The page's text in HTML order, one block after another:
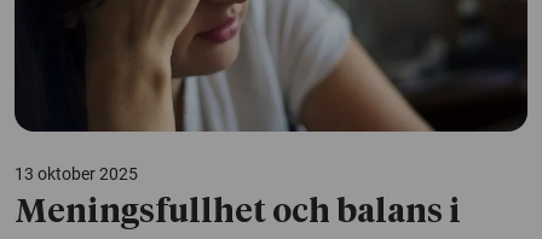
13 oktober 2025
Meningsfullhet och balans i